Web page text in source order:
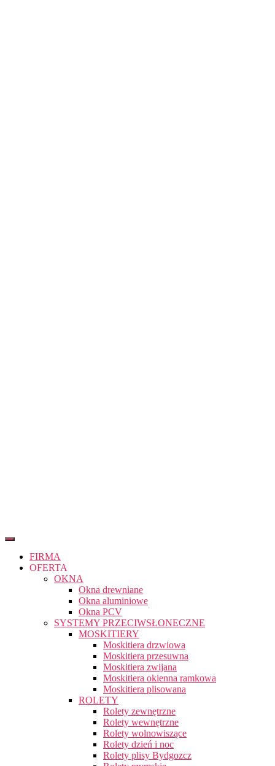
FIRMA
OFERTA
OKNA
Okna drewniane
Okna aluminiowe
Okna PCV
SYSTEMY PRZECIWSŁONECZNE
MOSKITIERY
Moskitiera drzwiowa
Moskitiera przesuwna
Moskitiera zwijana
Moskitiera okienna ramkowa
Moskitiera plisowana
ROLETY
Rolety zewnętrzne
Rolety wewnętrzne
Rolety wolnowiszące
Rolety dzień i noc
Rolety plisy Bydgozcz